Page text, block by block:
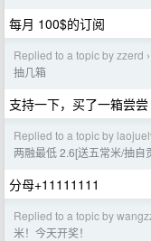
每月 100$的订阅
Replied to a topic by zzerd ›
抽几箱
支持一下，买了一箱尝尝
Replied to a topic by
两融最低 2.6[送五常米/抽自
分母+11111111
Replied to a topic by
米！今天开奖！